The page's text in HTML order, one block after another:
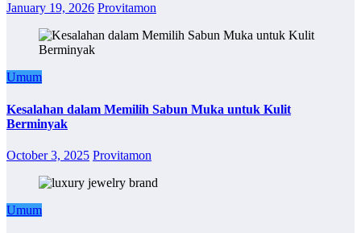
January 19, 2026 Provitamon
Umum
Kesalahan dalam Memilih Sabun Muka untuk Kulit
Berminyak
October 3, 2025 Provitamon
Umum